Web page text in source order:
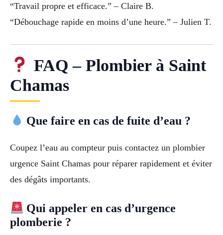
“Travail propre et efficace.” – Claire B.
“Débouchage rapide en moins d’une heure.” – Julien T.
FAQ – Plombier à Saint
Chamas
Que faire en cas de fuite d’eau ?
Coupez l’eau au compteur puis contactez un plombier
urgence Saint Chamas pour réparer rapidement et éviter
des dégâts importants.
Qui appeler en cas d’urgence
plomberie ?